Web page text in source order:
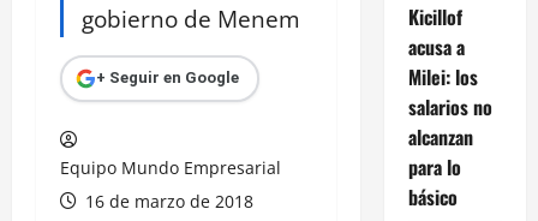
gobierno de Menem
+ Seguir en Google
Equipo Mundo Empresarial
16 de marzo de 2018
Kicillof
acusa a
Milei: los
salarios no
alcanzan
para lo
básico